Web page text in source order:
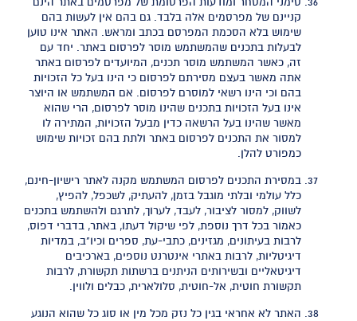
קניינם של מפרסמים אלה בלבד. גם בהם אין לעשות בהם
שימוש בלא הסכמת המפרסם בכתב ומראש. האתר אינו טוען
לבעלות בתכנים שהמשתמש מוסר לפרסום באתר. יחד עם
זה, כאשר המשתמש מוסר תכנים, המיועדים לפרסום באתר
אתה מאשר בעצם מסירתם לפרסום כי הינו בעל כל הזכויות
בהם וכי הינו רשאי למוסרם לפרסום. אם המשתמש או היוצר
אינו בעל הזכויות בתכנים שהינו מוסר לפרסום, הרי שהוא
מאשר שהינו בעל הרשאה כדין מבעל הזכויות, המתירה לו
למסור את התכנים לפרסום באתר ולתת בהם זכויות שימוש
כמפורט להלן.
במסירת התכנים לפרסום המשתמש מקנה לאתר רישיון-חינם,
כלל עולמי ובלתי מוגבל בזמן, להעתיק, לשכפל, להפיץ,
לשווק, למסור לציבור, לעבד, לערוך, לתרגם ולהשתמש בתכנים
כאמור בכל דרך נוספת, לפי שיקול דעתו, באתר, בדברי דפוס,
לרבות בעיתונים, מגזינים, כתבי-עת, ספרים וכיו"ב, במדיות
דיגיטליות, לרבות באתרי אינטרנט נוספים, בארכיבים
דיגיטאליים ובשירותים הניתנים ברשתות תקשורת, לרבות
תקשורת חוטית, אל-חוטית, סלולארית, כבלים ולווין.
האתר לא אחראי בגין כל נזק מכל מין או סוג כל שהוא הנוגע